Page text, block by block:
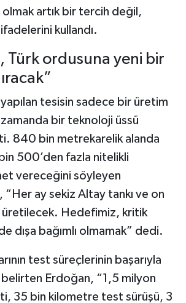
olmak artık bir tercih değil,
kullandı.
Türk ordusuna yeni bir
yapılan tesisin sadece bir üretim
zamanda bir teknoloji üssü
840 bin metrekarelik alanda
500’den fazla nitelikli
vereceğini söyleyen
“Her ay sekiz Altay tankı ve on
üretilecek. Hedefimiz, kritik
dışa bağımlı olmamak” dedi.
test süreçlerinin başarıyla
belirten Erdoğan, “1,5 milyon
35 bin kilometre test sürüşü, 3